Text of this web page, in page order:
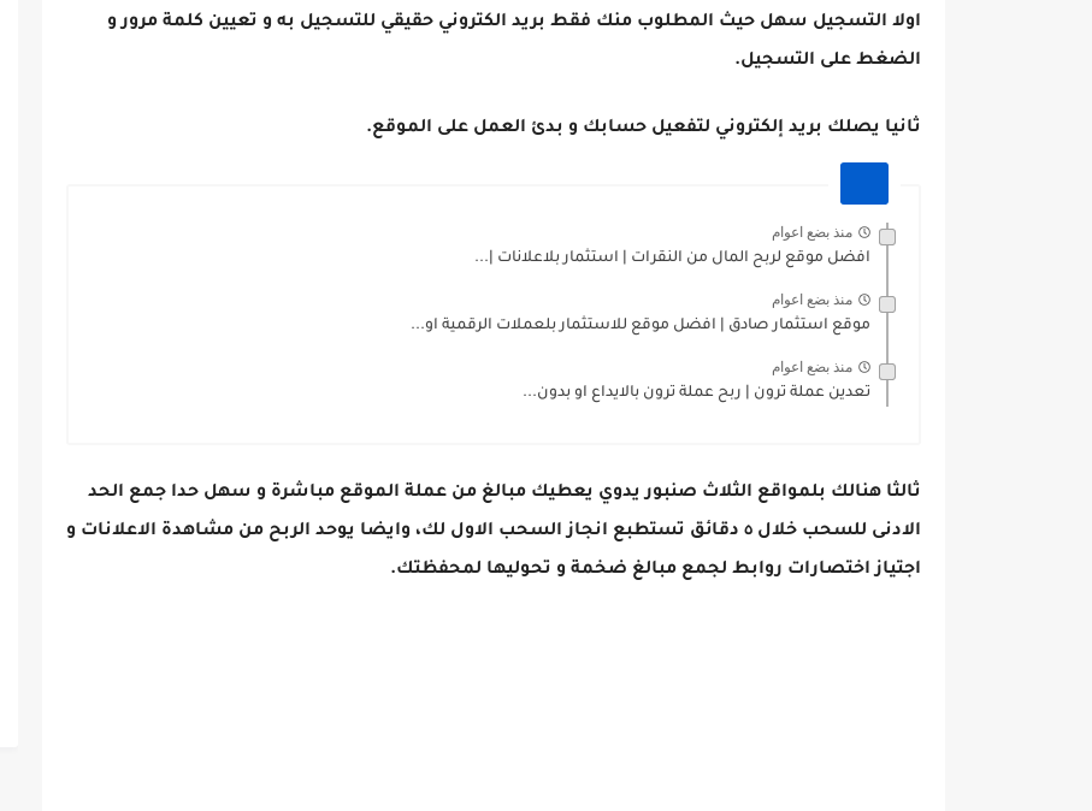
اولا التسجيل سهل حيث المطلوب منك فقط بريد الكتروني حقيقي للتسجيل به و تعيين كلمة مرور و
الضغط على التسجيل.
ثانيا يصلك بريد إلكتروني لتفعيل حسابك و بدئ العمل على الموقع.
منذ بضع اعوام
افضل موقع لربح المال من النقرات | استثمار بلاعلانات |...
منذ بضع اعوام
موقع استثمار صادق | افضل موقع للاستثمار بلعملات الرقمية او...
منذ بضع اعوام
تعدين عملة ترون | ربح عملة ترون بالايداع او بدون...
ثالثا هنالك بلمواقع الثلاث صنبور يدوي يعطيك مبالغ من عملة الموقع مباشرة و سهل حدا جمع الحد
الادنى للسحب خلال ٥ دقائق تستطبع انجاز السحب الاول لك، وايضا يوحد الربح من مشاهدة الاعلانات و
اجتياز اختصارات روابط لجمع مبالغ ضخمة و تحوليها لمحفظتك.